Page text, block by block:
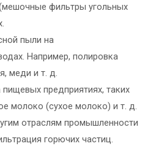
фильтры угольных
пыли на
Например, полировка
меди и т. д.
предприятиях, таких
молоко (сухое молоко) и т. д.
отраслям промышленности
горючих частиц.